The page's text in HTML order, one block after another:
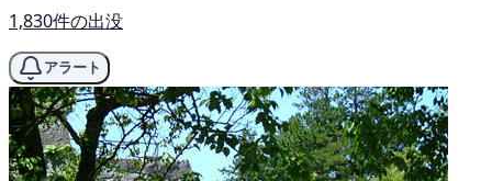
1,830件の出没
アラート